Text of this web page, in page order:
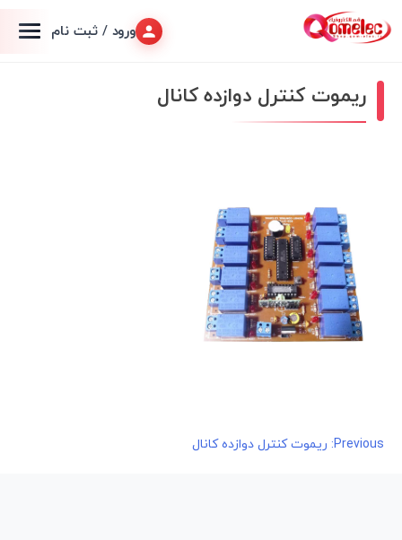
ورود / ثبت نام
ريموت کنترل دوازده کانال
راهبری
Previous: ريموت کنترل دوازده کانال